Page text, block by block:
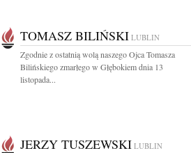
TOMASZ BILIŃSKI LUBLIN
Zgodnie z ostatnią wolą naszego Ojca Tomasza
Bilińskiego zmarłego w Głębokiem dnia 13
listopada...
JERZY TUSZEWSKI LUBLIN